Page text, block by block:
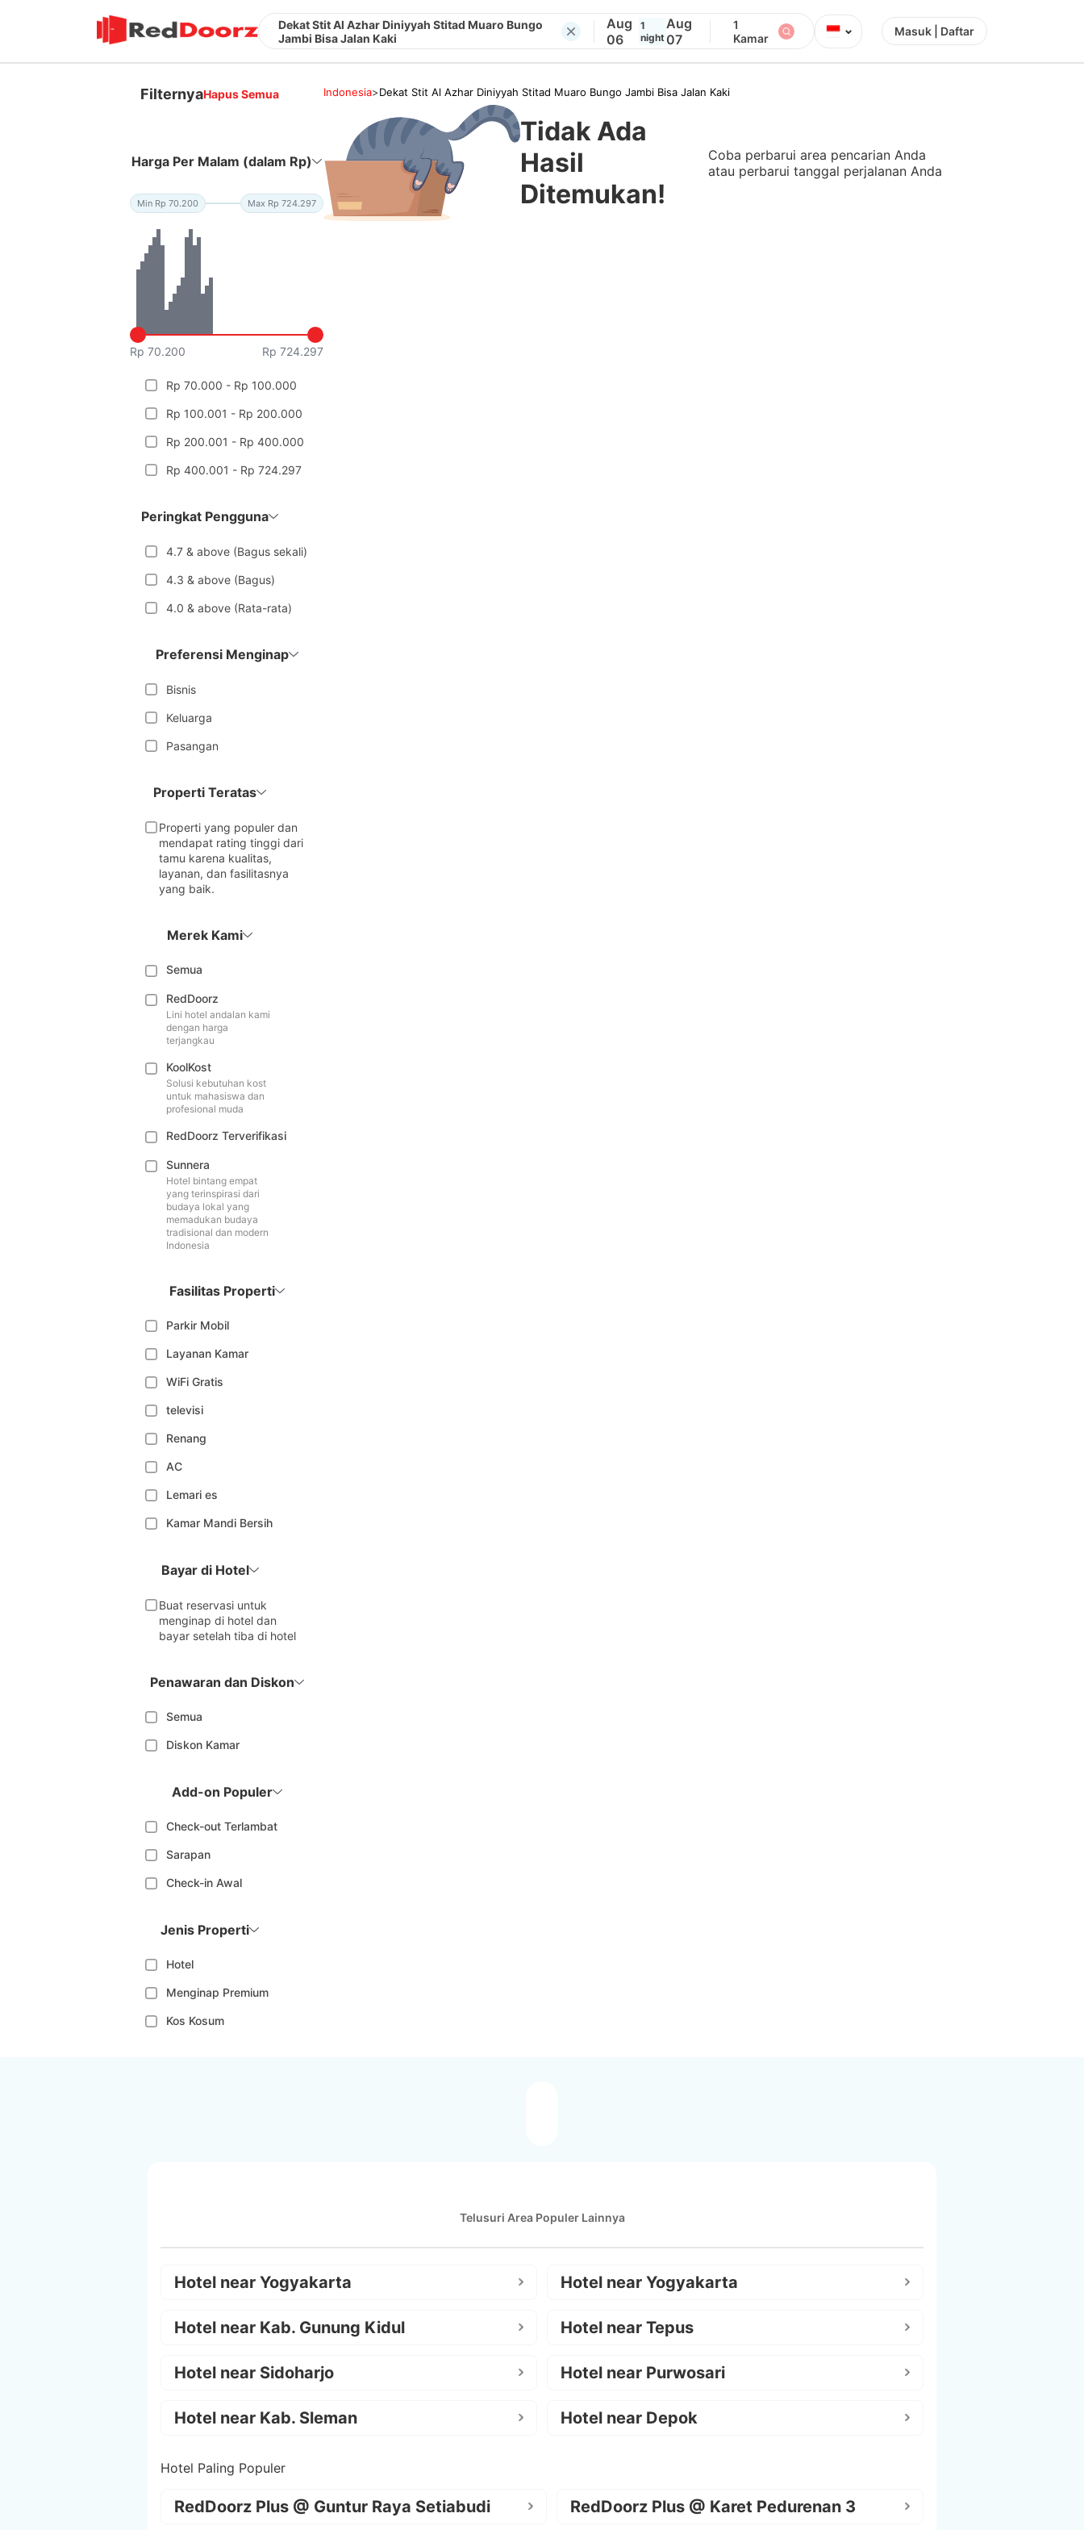
Dekat Stit Al Azhar Diniyyah Stitad Muaro Bungo
Jambi Bisa Jalan Kaki
Aug
06
1
night
Aug
07
1
Kamar
⌄ Masuk | Daftar
FilternyaHapus Semua
Harga Per Malam (dalam Rp)
Min Rp 70.200 Max Rp 724.297
Rp 70.200 Rp 724.297
Rp 70.000 - Rp 100.000
Rp 100.001 - Rp 200.000
Rp 200.001 - Rp 400.000
Rp 400.001 - Rp 724.297
Peringkat Pengguna
4.7 & above (Bagus sekali)
4.3 & above (Bagus)
4.0 & above (Rata-rata)
Preferensi Menginap
Bisnis
Keluarga
Pasangan
Properti Teratas
Properti yang populer dan
mendapat rating tinggi dari
tamu karena kualitas,
layanan, dan fasilitasnya
yang baik.
Merek Kami
Semua
RedDoorz
Lini hotel andalan kami
dengan harga
terjangkau
KoolKost
Solusi kebutuhan kost
untuk mahasiswa dan
profesional muda
RedDoorz Terverifikasi
Sunnera
Hotel bintang empat
yang terinspirasi dari
budaya lokal yang
memadukan budaya
tradisional dan modern
Indonesia
Fasilitas Properti
Parkir Mobil
Layanan Kamar
WiFi Gratis
televisi
Renang
AC
Lemari es
Kamar Mandi Bersih
Bayar di Hotel
Buat reservasi untuk
menginap di hotel dan
bayar setelah tiba di hotel
Penawaran dan Diskon
Semua
Diskon Kamar
Add-on Populer
Check-out Terlambat
Sarapan
Check-in Awal
Jenis Properti
Hotel
Menginap Premium
Kos Kosum
Indonesia>Dekat Stit Al Azhar Diniyyah Stitad Muaro Bungo Jambi Bisa Jalan Kaki
Tidak Ada
Hasil
Ditemukan!
Coba perbarui area pencarian Anda
atau perbarui tanggal perjalanan Anda
Telusuri Area Populer Lainnya
Hotel near Yogyakarta Hotel near Yogyakarta
Hotel near Kab. Gunung Kidul Hotel near Tepus
Hotel near Sidoharjo Hotel near Purwosari
Hotel near Kab. Sleman Hotel near Depok
Hotel Paling Populer
RedDoorz Plus @ Guntur Raya Setiabudi RedDoorz Plus @ Karet Pedurenan 3